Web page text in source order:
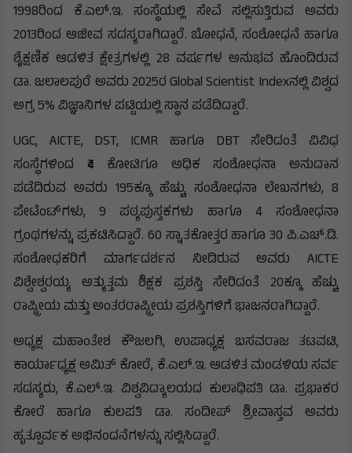
1998ರಿಂದ ಕೆ.ಎಲ್.ಇ. ಸಂಸ್ಥೆಯಲ್ಲಿ ಸೇವೆ ಸಲ್ಲಿಸುತ್ತಿರುವ ಅವರು
2013ರಿಂದ ಆಜೀವ ಸದಸ್ಯರಾಗಿದ್ದಾರೆ. ಬೋಧನೆ, ಸಂಶೋಧನೆ ಹಾಗೂ
ಶೈಕ್ಷಣಿಕ ಆಡಳಿತ ಕ್ಷೇತ್ರಗಳಲ್ಲಿ 28 ವರ್ಷಗಳ ಅನುಭವ ಹೊಂದಿರುವ
ಡಾ. ಜಲಾಲಪುರೆ ಅವರು 2025ರ Global Scientist Indexನಲ್ಲಿ ವಿಶ್ವದ
ಅಗ್ರ 5% ವಿಜ್ಞಾನಿಗಳ ಪಟ್ಟಿಯಲ್ಲಿ ಸ್ಥಾನ ಪಡೆದಿದ್ದಾರೆ.
UGC, AICTE, DST, ICMR ಹಾಗೂ DBT ಸೇರಿದಂತೆ ವಿವಿಧ
ಸಂಸ್ಥೆಗಳಿಂದ ₹4 ಕೋಟಿಗೂ ಅಧಿಕ ಸಂಶೋಧನಾ ಅನುದಾನ
ಪಡೆದಿರುವ ಅವರು 195ಕ್ಕೂ ಹೆಚ್ಚು ಸಂಶೋಧನಾ ಲೇಖನಗಳು, 8
ಪೇಟೆಂಟ್‌ಗಳು, 9 ಪಠ್ಯಪುಸ್ತಕಗಳು ಹಾಗೂ 4 ಸಂಶೋಧನಾ
ಗ್ರಂಥಗಳನ್ನು ಪ್ರಕಟಿಸಿದ್ದಾರೆ. 60 ಸ್ನಾತಕೋತ್ತರ ಹಾಗೂ 30 ಪಿ.ಎಚ್.ಡಿ.
ಸಂಶೋಧಕರಿಗೆ ಮಾರ್ಗದರ್ಶನ ನೀಡಿರುವ ಅವರು AICTE
ವಿಶ್ವೇಶ್ವರಯ್ಯ ಅತ್ಯುತ್ತಮ ಶಿಕ್ಷಕ ಪ್ರಶಸ್ತಿ ಸೇರಿದಂತೆ 20ಕ್ಕೂ ಹೆಚ್ಚು
ರಾಷ್ಟ್ರೀಯ ಮತ್ತು ಅಂತರರಾಷ್ಟ್ರೀಯ ಪ್ರಶಸ್ತಿಗಳಿಗೆ ಭಾಜನರಾಗಿದ್ದಾರೆ.
ಅಧ್ಯಕ್ಷ ಮಹಾಂತೇಶ ಕೌಜಲಗಿ, ಉಪಾಧ್ಯಕ್ಷ ಬಸವರಾಜ ತಟವಟಿ,
ಕಾರ್ಯಾಧ್ಯಕ್ಷ ಅಮಿತ್ ಕೋರೆ, ಕೆ.ಎಲ್.ಇ. ಆಡಳಿತ ಮಂಡಳಿಯ ಸರ್ವ
ಸದಸ್ಯರು, ಕೆ.ಎಲ್.ಇ. ವಿಶ್ವವಿದ್ಯಾಲಯದ ಕುಲಾಧಿಪತಿ ಡಾ. ಪ್ರಭಾಕರ
ಕೋರೆ ಹಾಗೂ ಕುಲಪತಿ ಡಾ. ಸಂದೀಪ್ ಶ್ರೀವಾಸ್ತವ ಅವರು
ಹೃತ್ಪೂರ್ವಕ ಅಭಿನಂದನೆಗಳನ್ನು ಸಲ್ಲಿಸಿದ್ದಾರೆ.